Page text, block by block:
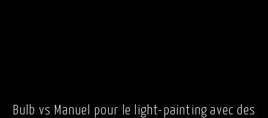
Bulb vs Manuel pour le light-painting avec des